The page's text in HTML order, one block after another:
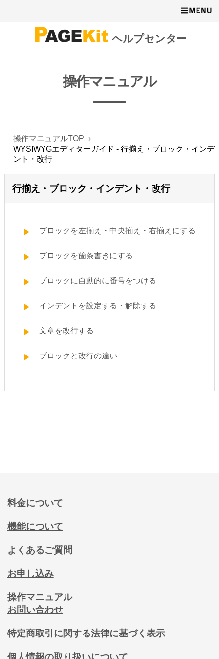
ヘルプセンター
操作マニュアル
操作マニュアルTOP
WYSIWYGエディターガイド - 行揃え・ブロック・インデ
ント・改行
行揃え・ブロック・インデント・改行
ブロックを左揃え・中央揃え・右揃えにする
ブロックを箇条書きにする
ブロックに自動的に番号をつける
インデントを設定する・解除する
文章を改行する
ブロックと改行の違い
料金について
機能について
よくあるご質問
お申し込み
操作マニュアル
お問い合わせ
特定商取引に関する法律に基づく表示
個人情報の取り扱いについて